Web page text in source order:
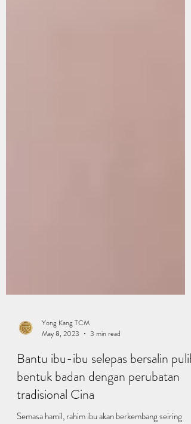
Yong Kang TCM
May 8, 2023
3 min read
Bantu ibu-ibu selepas bersalin pulih
bentuk badan dengan perubatan